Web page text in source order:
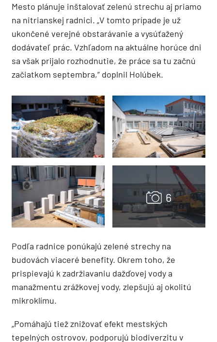
Mesto plánuje inštalovať zelenú strechu aj priamo
na nitrianskej radnici. „V tomto prípade je už
ukončené verejné obstarávanie a vysúťažený
dodávateľ prác. Vzhľadom na aktuálne horúce dni
sa však prijalo rozhodnutie, že práce sa tu začnú
začiatkom septembra,“ doplnil Holúbek.
Podľa radnice ponúkajú zelené strechy na
budovách viaceré benefity. Okrem toho, že
prispievajú k zadržiavaniu dažďovej vody a
manažmentu zrážkovej vody, zlepšujú aj okolitú
mikroklímu.
„Pomáhajú tiež znižovať efekt mestských
tepelných ostrovov, podporujú biodiverzitu v